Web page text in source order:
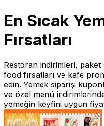
En Sıcak
Fırsatları
Restoran indirimleri,
food fırsatları ve kafe
edin. Yemek siparişi
ve özel menü
yemeğin keyfini uygun